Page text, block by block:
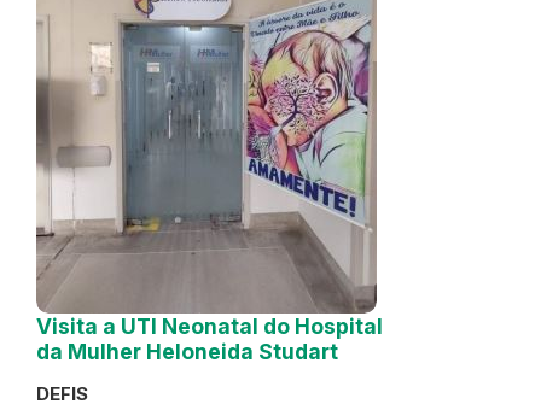
Visita a UTI Neonatal do Hospital
da Mulher Heloneida Studart
DEFIS